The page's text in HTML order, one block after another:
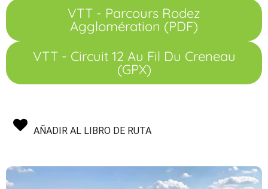
VTT - Parcours Rodez
Agglomération (PDF)
VTT - Circuit 12 Au Fil Du Creneau
(GPX)
AÑADIR AL LIBRO DE RUTA